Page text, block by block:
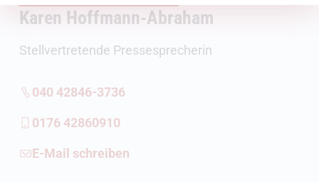
Karen Hoffmann-Abraham
Stellvertretende Pressesprecherin
040 42846-3736
0176 42860910
E-Mail schreiben